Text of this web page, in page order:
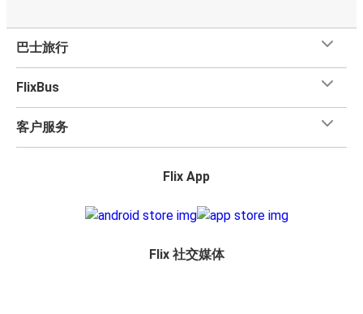
巴士旅行
FlixBus
客户服务
Flix App
Flix 社交媒体